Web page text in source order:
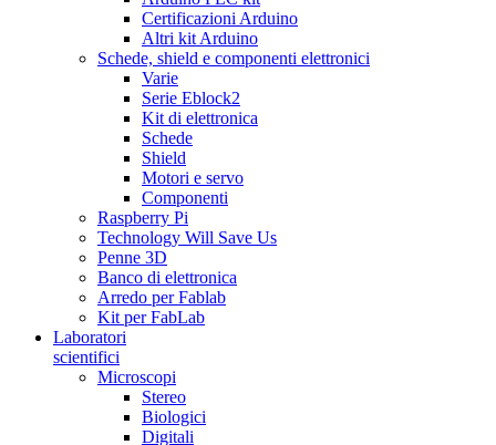
Certificazioni Arduino
Altri kit Arduino
Schede, shield e componenti elettronici
Varie
Serie Eblock2
Kit di elettronica
Schede
Shield
Motori e servo
Componenti
Raspberry Pi
Technology Will Save Us
Penne 3D
Banco di elettronica
Arredo per Fablab
Kit per FabLab
Laboratori
scientifici
Microscopi
Stereo
Biologici
Digitali